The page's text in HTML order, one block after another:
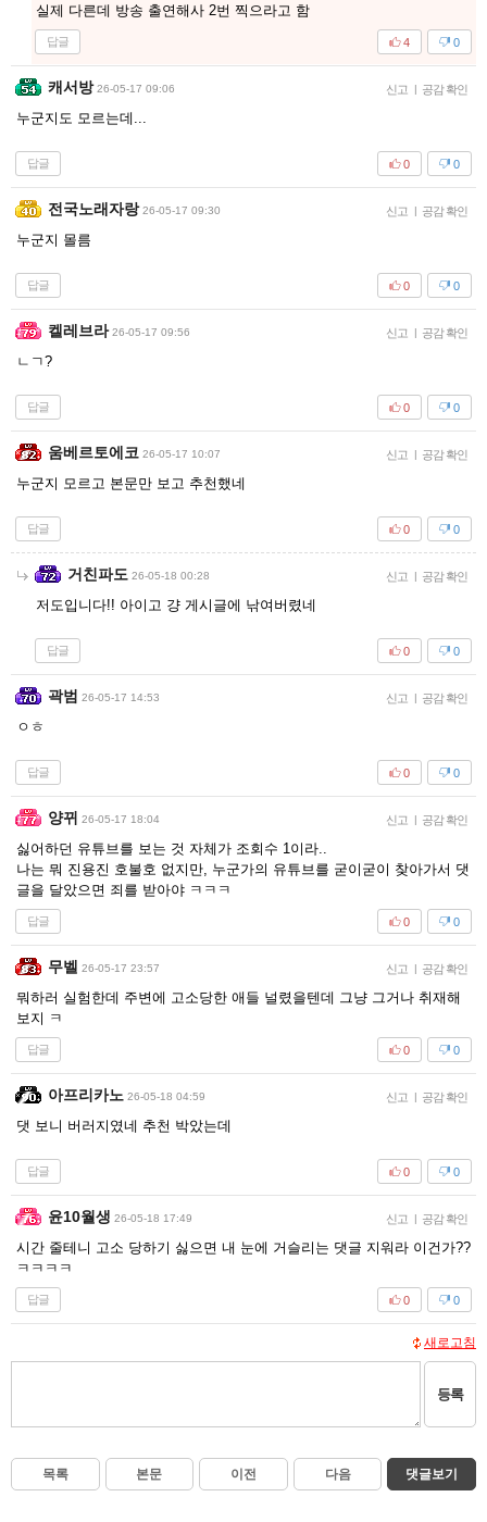
실제 다른데 방송 출연해사 2번 찍으라고 함
답글 0
4
캐서방 26-05-17 09:06 신고 | 공감 확인
누군지도 모르는데...
답글 0
0
전국노래자랑 26-05-17 09:30 신고 | 공감 확인
누군지 몰름
답글 0
0
켈레브라 26-05-17 09:56 신고 | 공감 확인
ㄴㄱ?
답글 0
0
움베르토에코 26-05-17 10:07 신고 | 공감 확인
누군지 모르고 본문만 보고 추천했네
답글 0
0
거친파도 26-05-18 00:28 신고 | 공감 확인
저도입니다!! 아이고 걍 게시글에 낚여버렸네
답글 0
0
곽범 26-05-17 14:53 신고 | 공감 확인
ㅇㅎ
답글 0
0
양뀌 26-05-17 18:04 신고 | 공감 확인
싫어하던 유튜브를 보는 것 자체가 조회수 1이라..
나는 뭐 진용진 호불호 없지만, 누군가의 유튜브를 굳이굳이 찾아가서 댓
글을 달았으면 죄를 받아야 ㅋㅋㅋ
답글 0
0
무벨 26-05-17 23:57 신고 | 공감 확인
뭐하러 실험한데 주변에 고소당한 애들 널렸을텐데 그냥 그거나 취재해
보지 ㅋ
답글 0
0
아프리카노 26-05-18 04:59 신고 | 공감 확인
댓 보니 버러지였네 추천 박았는데
답글 0
0
윤10월생 26-05-18 17:49 신고 | 공감 확인
시간 줄테니 고소 당하기 싫으면 내 눈에 거슬리는 댓글 지워라 이건가??
ㅋㅋㅋㅋ
답글 0
0
새로고침
등록
목록 본문 이전 다음 댓글보기